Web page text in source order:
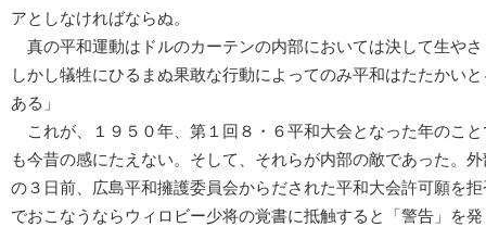
アとしなければならぬ。
真の平和運動はドルのカーテンの内部においては決して生や
しかし犠牲にひるまぬ果敢な行動によってのみ平和はたたかい
ある」
これが、１９５０年、第１回８・６平和大会となった年のこ
も今昔の感にたえない。そして、それらが内部の敵であった。
の３日前、広島平和擁護委員会からだされた平和大会許可願を
でおこなうならウィロビー少将の覚書に抵触すると「警告」を